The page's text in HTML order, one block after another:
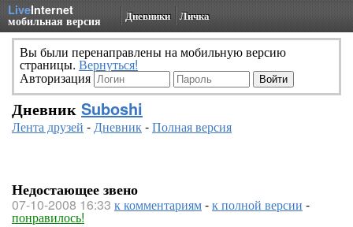
LiveInternet
мобильная версия Дневники Личка
Вы были перенаправлены на мобильную версию
страницы. Вернуться!
Авторизация
Дневник Suboshi
Лента друзей -Дневник-Полная версия
Недостающее звено
07-10-2008 16:33 к комментариям-к полной версии -
понравилось!